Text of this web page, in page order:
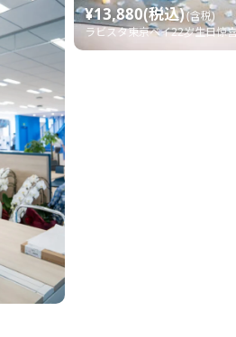
¥13,880(税込)(含税)
ラビスタ東京ベイ22岁生日惊